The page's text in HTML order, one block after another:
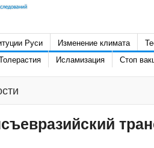
Руси Изменение климата
Исламизация Стоп